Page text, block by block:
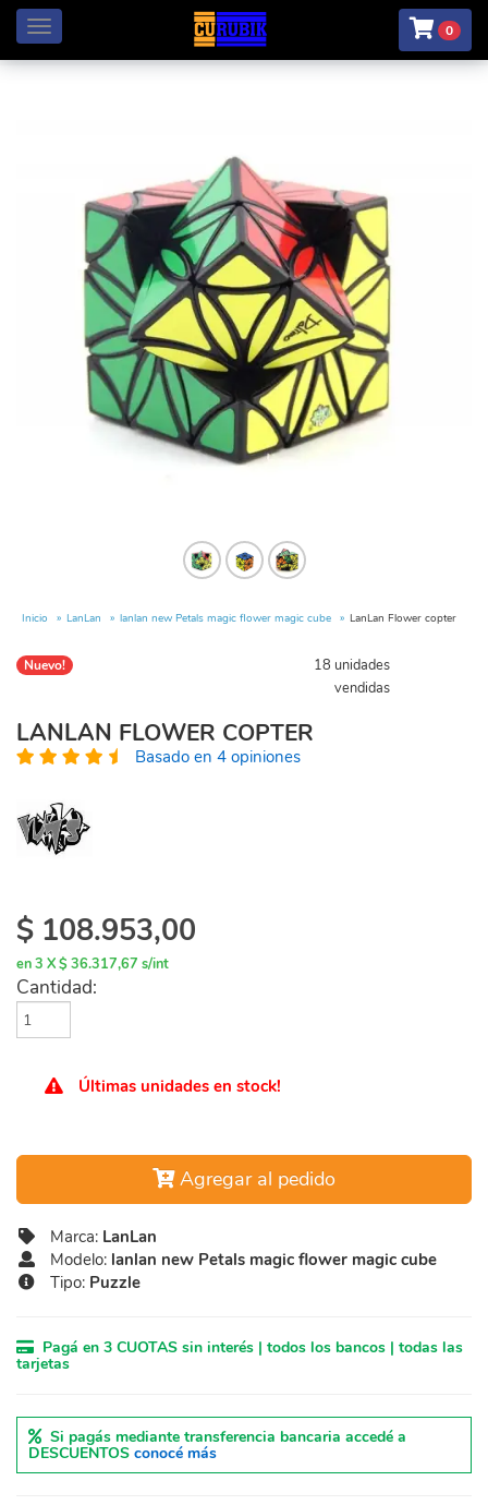
Menú 0
Inicio LanLan lanlan new Petals magic flower magic cube LanLan Flower copter
Nuevo!
18 unidades
vendidas
LANLAN FLOWER COPTER
Basado en 4 opiniones
$ 108.953,00
en 3 X $ 36.317,67 s/int
Cantidad:
Últimas unidades en stock!
Agregar al pedido
Marca: LanLan
Modelo: lanlan new Petals magic flower magic cube
Tipo: Puzzle
Pagá en 3 CUOTAS sin interés | todos los bancos | todas las
tarjetas
Si pagás mediante transferencia bancaria accedé a
DESCUENTOS conocé más